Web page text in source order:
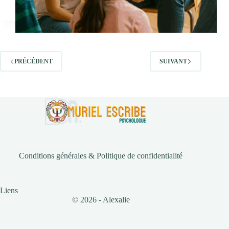
PRÉCÉDENT SUIVANT
Conditions générales & Politique de confidentialité
Liens
© 2026 - Alexalie